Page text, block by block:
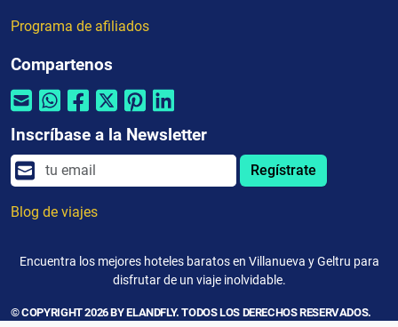
Programa de afiliados
Compartenos
Inscríbase a la Newsletter
Regístrate
Blog de viajes
Encuentra los mejores hoteles baratos en Villanueva y Geltru para
disfrutar de un viaje inolvidable.
© COPYRIGHT 2026 BY ELANDFLY. TODOS LOS DERECHOS RESERVADOS.